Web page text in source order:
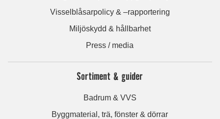
Visselblåsarpolicy & –rapportering
Miljöskydd & hållbarhet
Press / media
Sortiment & guider
Badrum & VVS
Byggmaterial, trä, fönster & dörrar